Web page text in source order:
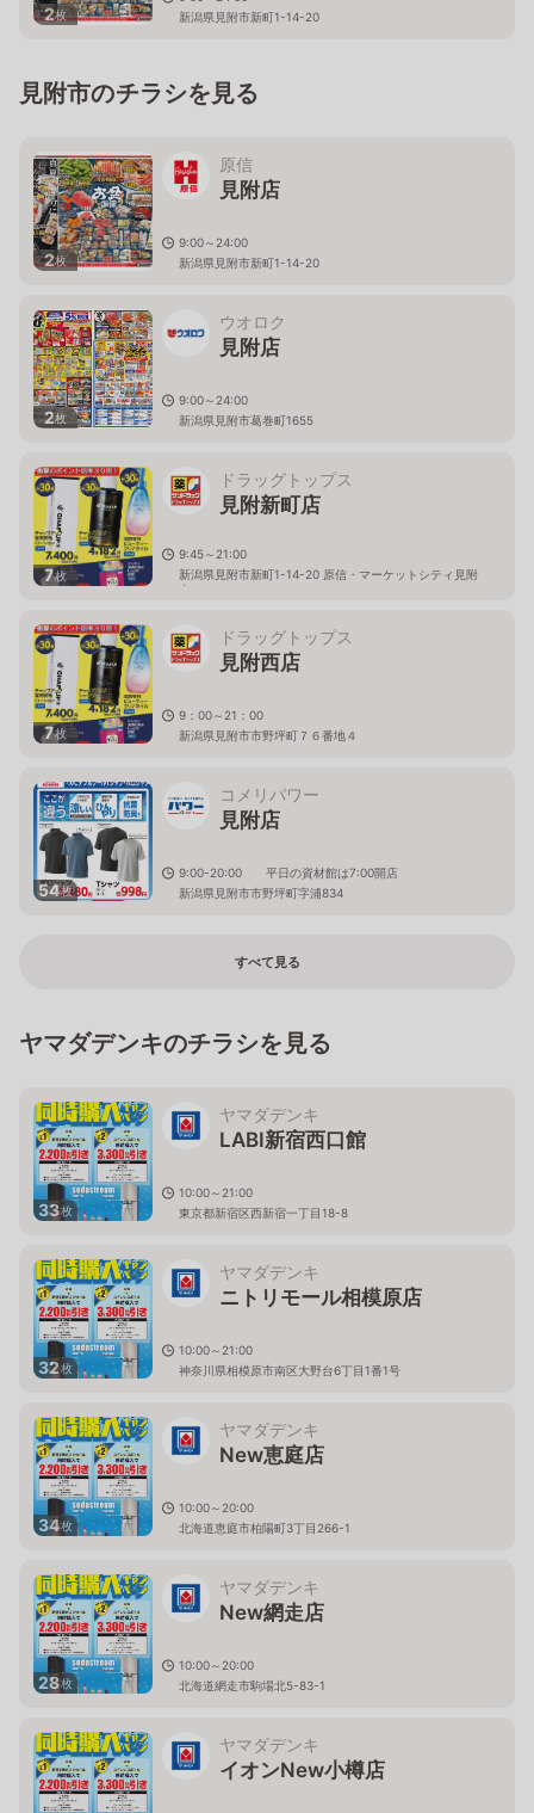
2枚
新潟県見附市新町1-14-20
見附市のチラシを見る
2枚
原信
見附店
9:00～24:00
新潟県見附市新町1-14-20
2枚
ウオロク
見附店
9:00～24:00
新潟県見附市葛巻町1655
7枚
ドラッグトップス
見附新町店
9:45～21:00
新潟県見附市新町1-14-20 原信・マーケットシティ見附
内
7枚
ドラッグトップス
見附西店
9：00～21：00
新潟県見附市市野坪町７６番地４
54枚
コメリパワー
見附店
9:00-20:00 平日の資材館は7:00開店
新潟県見附市市野坪町字浦834
すべて見る
ヤマダデンキのチラシを見る
33枚
ヤマダデンキ
LABI新宿西口館
10:00～21:00
東京都新宿区西新宿一丁目18-8
32枚
ヤマダデンキ
ニトリモール相模原店
10:00～21:00
神奈川県相模原市南区大野台6丁目1番1号
34枚
ヤマダデンキ
New恵庭店
10:00～20:00
北海道恵庭市柏陽町3丁目266-1
28枚
ヤマダデンキ
New網走店
10:00～20:00
北海道網走市駒場北5-83-1
ヤマダデンキ
イオンNew小樽店